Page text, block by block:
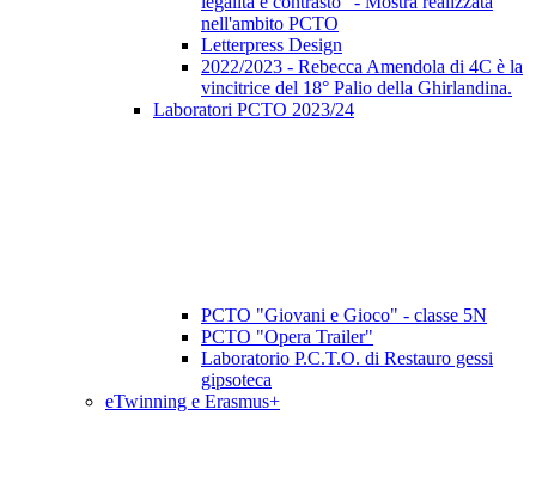
nell'ambito PCTO
Letterpress Design
2022/2023 - Rebecca Amendola di 4C è la
vincitrice del 18° Palio della Ghirlandina.
Laboratori PCTO 2023/24
PCTO "Giovani e Gioco" - classe 5N
PCTO "Opera Trailer"
Laboratorio P.C.T.O. di Restauro gessi
gipsoteca
eTwinning e Erasmus+